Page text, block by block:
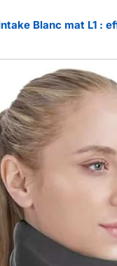
Blanc mat L1 :